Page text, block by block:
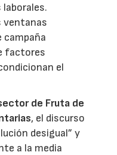
ventanas
campaña
factores
el
de Fruta de
, el discurso
desigual” y
a la media